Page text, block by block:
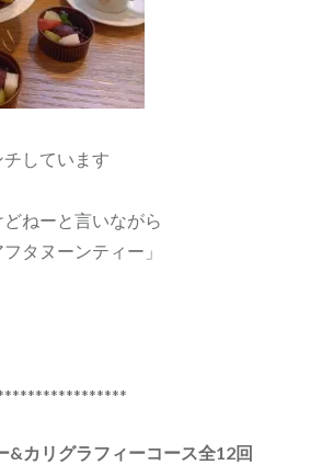
しています
ねーと言いながら
タヌーンティー」
&カリグラフィーコース全12回